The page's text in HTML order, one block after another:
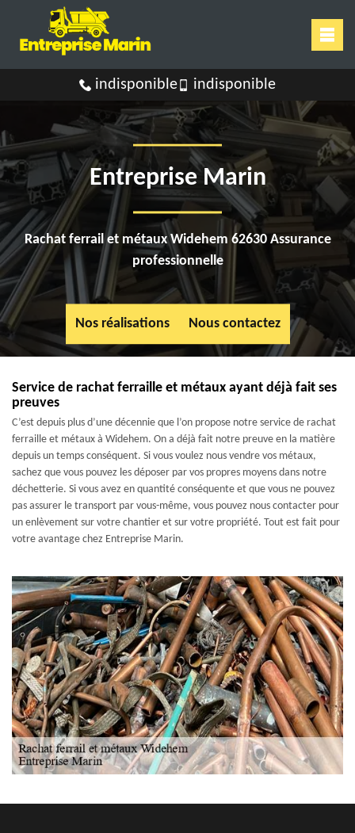
indisponible indisponible
Entreprise Marin
Rachat ferrail et métaux Widehem 62630 Assurance
professionnelle
Nos réalisations Nous contactez
Service de rachat ferraille et métaux ayant déjà fait ses
preuves
C’est depuis plus d’une décennie que l’on propose notre service de rachat
ferraille et métaux à Widehem. On a déjà fait notre preuve en la matière
depuis un temps conséquent. Si vous voulez nous vendre vos métaux,
sachez que vous pouvez les déposer par vos propres moyens dans notre
déchetterie. Si vous avez en quantité conséquente et que vous ne pouvez
pas assurer le transport par vous-même, vous pouvez nous contacter pour
un enlèvement sur votre chantier et sur votre propriété. Tout est fait pour
votre avantage chez Entreprise Marin.